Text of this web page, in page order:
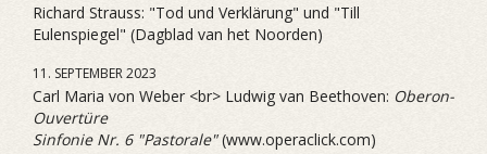
Richard Strauss: "Tod und Verklärung" und "Till
Eulenspiegel" (Dagblad van het Noorden)
11. SEPTEMBER 2023
Carl Maria von Weber <br> Ludwig van Beethoven: Oberon-
Ouvertüre
Sinfonie Nr. 6 "Pastorale"(www.operaclick.com)